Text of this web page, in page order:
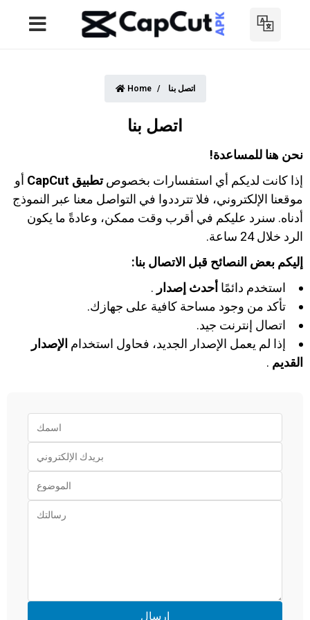
Home اتصل بنا
اتصل بنا
نحن هنا للمساعدة!
إذا كانت لديكم أي استفسارات بخصوصتطبيق CapCut
أو
موقعنا الإلكتروني، فلا تترددوا في التواصل معنا عبر النموذج
أدناه. سنرد عليكم في أقرب وقت ممكن، وعادةً ما يكون
الرد خلال 24 ساعة.
إليكم بعض النصائح قبل الاتصال بنا:
استخدم دائمًا أحدث إصدار .
تأكد من وجود مساحة كافية على جهازك.
اتصال إنترنت جيد.
إذا لم يعمل الإصدار الجديد، فحاول استخدام الإصدار
القديم .
إرسال